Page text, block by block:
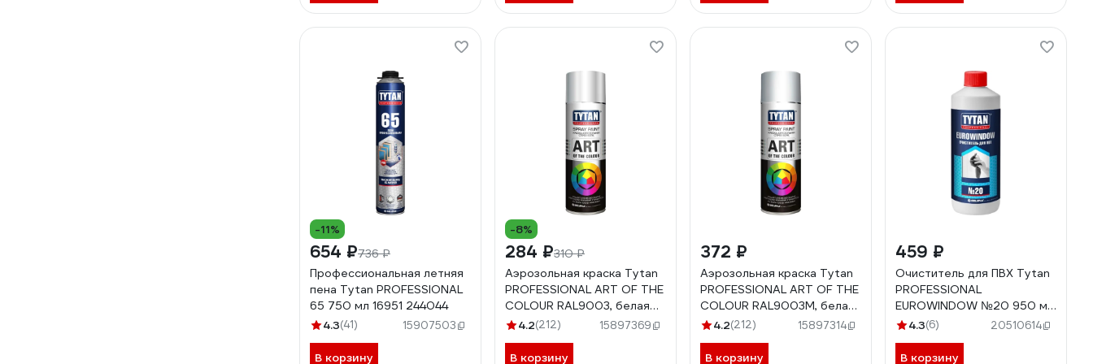
-11%
654 ₽736 ₽
Профессиональная летняя
пена Tytan PROFESSIONAL
65 750 мл 16951 244044
4.3(41) 15907503
В корзину
-8%
284 ₽310 ₽
Аэрозольная краска Tytan
PROFESSIONAL ART OF THE
COLOUR RAL9003, белая
глянец 400мл 61317 54036
4.2(212) 15897369
В корзину
372 ₽
Аэрозольная краска Tytan
PROFESSIONAL ART OF THE
COLOUR RAL9003M, белая
матовая 400мл 61331
4.2(212) 15897314
В корзину
459 ₽
Очиститель для ПВХ Tytan
PROFESSIONAL
EUROWINDOW №20 950 мл
234905
4.3(6) 20510614
В корзину